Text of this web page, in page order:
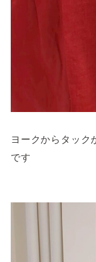
ヨークからタック
です